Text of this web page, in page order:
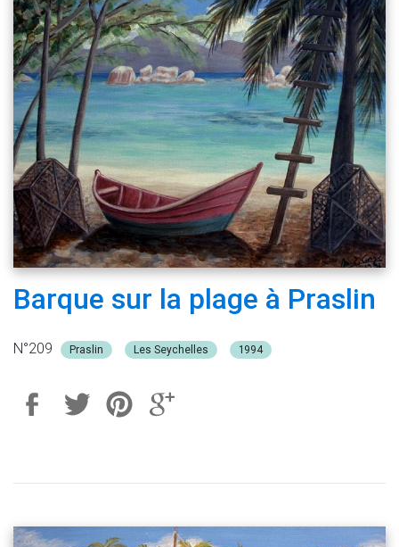
Barque sur la plage à Praslin
N°209 Praslin Les Seychelles 1994